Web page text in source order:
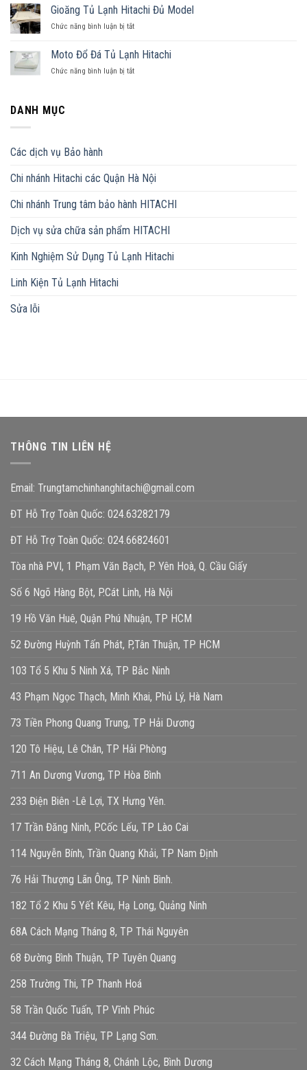
R-Đèn
Hitachi
Gioăng Tủ Lạnh Hitachi Đủ Model
Chức năng bình luận bị tắt
Tủ
Moto Đổ Đá Tủ Lạnh Hitachi
Chức năng bình luận bị tắt
DANH MỤC
Các dịch vụ Bảo hành
Chi nhánh Hitachi các Quận Hà Nội
Chi nhánh Trung tâm bảo hành HITACHI
Dịch vụ sửa chữa sản phẩm HITACHI
Kinh Nghiệm Sử Dụng Tủ Lạnh Hitachi
Linh Kiện Tủ Lạnh Hitachi
Sửa lỗi
THÔNG TIN LIÊN HỆ
Email: Trungtamchinhanghitachi@gmail.com
ĐT Hỗ Trợ Toàn Quốc: 024.63282179
ĐT Hỗ Trợ Toàn Quốc: 024.66824601
Tòa nhà PVI, 1 Phạm Văn Bạch, P. Yên Hoà, Q. Cầu Giấy
Số 6 Ngõ Hàng Bột, P.Cát Linh, Hà Nội
19 Hồ Văn Huê, Quận Phú Nhuận, TP HCM
52 Đường Huỳnh Tấn Phát, P,Tân Thuận, TP HCM
103 Tổ 5 Khu 5 Ninh Xá, TP Bắc Ninh
43 Phạm Ngọc Thạch, Minh Khai, Phủ Lý, Hà Nam
73 Tiền Phong Quang Trung, TP Hải Dương
120 Tô Hiệu, Lê Chân, TP Hải Phòng
711 An Dương Vương, TP Hòa Bình
233 Điện Biên -Lê Lợi, TX Hưng Yên.
17 Trần Đăng Ninh, P.Cốc Lếu, TP Lào Cai
114 Nguyễn Bính, Trần Quang Khải, TP Nam Định
76 Hải Thượng Lãn Ông, TP Ninh Bình.
182 Tổ 2 Khu 5 Yết Kêu, Hạ Long, Quảng Ninh
68A Cách Mạng Tháng 8, TP Thái Nguyên
68 Đường Bình Thuận, TP Tuyên Quang
258 Trường Thi, TP Thanh Hoá
58 Trần Quốc Tuấn, TP Vĩnh Phúc
344 Đường Bà Triệu, TP Lạng Sơn.
32 Cách Mạng Tháng 8, Chánh Lộc, Bình Dương